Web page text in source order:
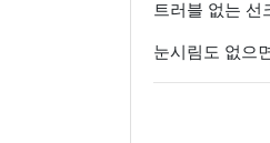
트러블 없는 선
눈시림도 없으